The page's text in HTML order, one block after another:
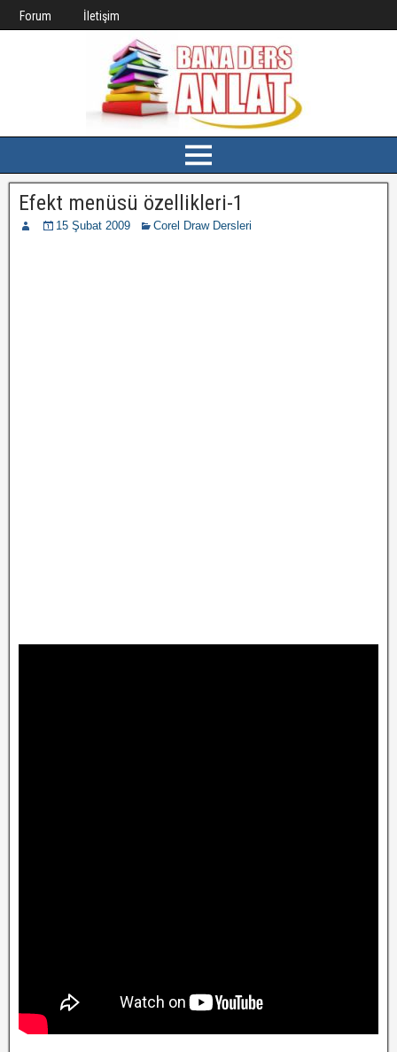
Forum İletişim
Efekt menüsü özellikleri-1
15 Şubat 2009 Corel Draw Dersleri